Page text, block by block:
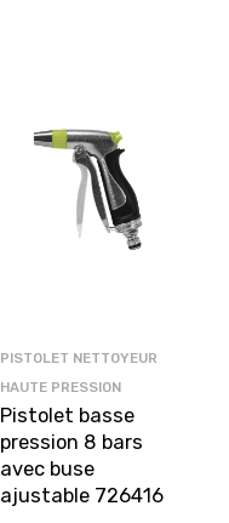
PISTOLET NETTOYEUR
HAUTE PRESSION
Pistolet basse
pression 8 bars
avec buse
ajustable 726416